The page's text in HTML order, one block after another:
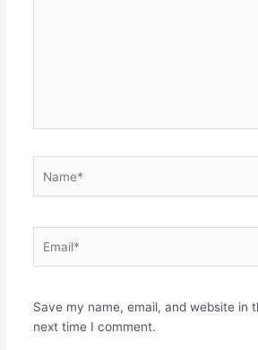
Save my name, email, and website in
next time I comment.